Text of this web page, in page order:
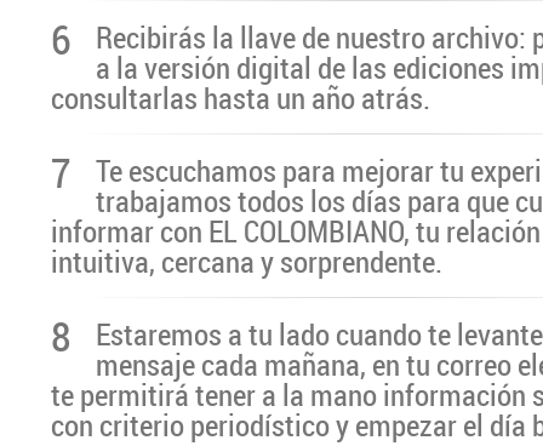
6 Recibirás la llave de nuestro archivo:
a la versión digital de las ediciones
consultarlas hasta un año atrás.
7 Te escuchamos para mejorar tu
trabajamos todos los días para que
informar con EL COLOMBIANO, tu
intuitiva, cercana y sorprendente.
8 Estaremos a tu lado cuando te
mensaje cada mañana, en tu correo
te permitirá tener a la mano información
con criterio periodístico y empezar el día